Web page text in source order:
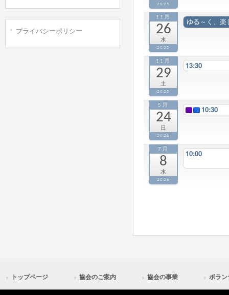
2025
11月
26
水
2025
ゆる～く、
11月
29
土
2025
13:30
5月
24
日
2026
10:30
7月
8
水
2026
10:00
プライバシーポリシー
トップページ 協会のご案内 協会の事業 ボラン